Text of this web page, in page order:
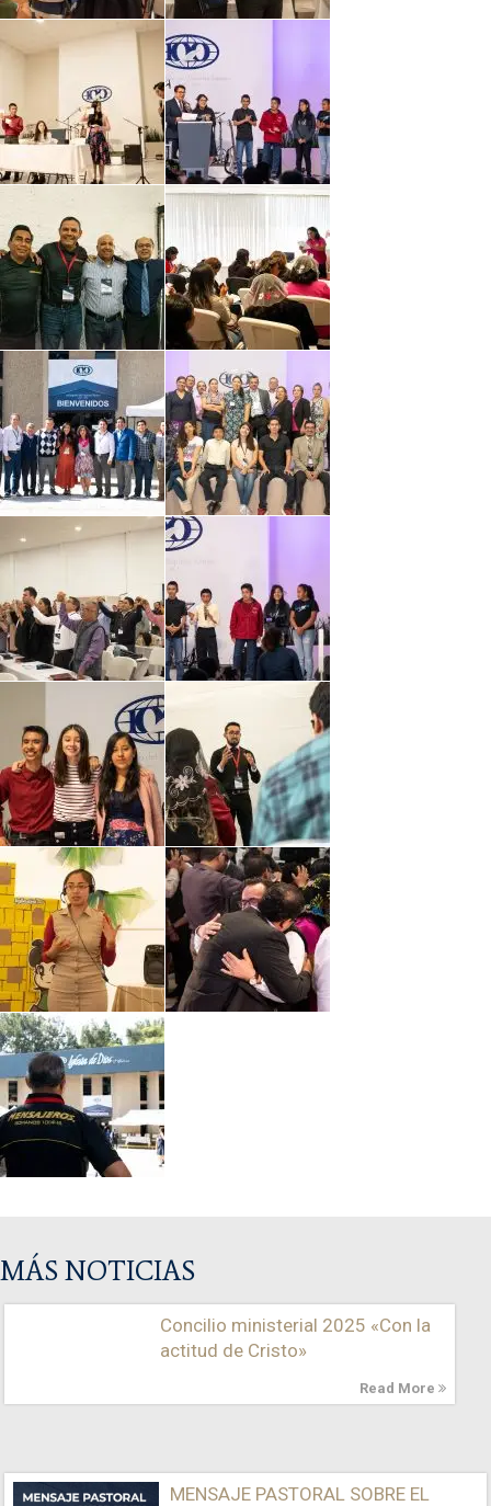
MÁS NOTICIAS
Concilio ministerial 2025 «Con la
actitud de Cristo»
Read More
MENSAJE PASTORAL SOBRE EL